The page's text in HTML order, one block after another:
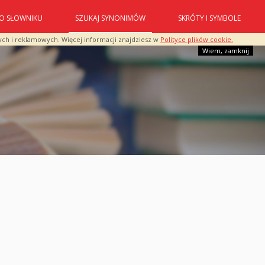
i reklamowych. Więcej informacji znajdziesz w Polityce plików cookie.
Wiem, zamknij
O SŁOWNIKU SZUKAJ SYNONIMÓW SKRÓTY I SYMBOLE